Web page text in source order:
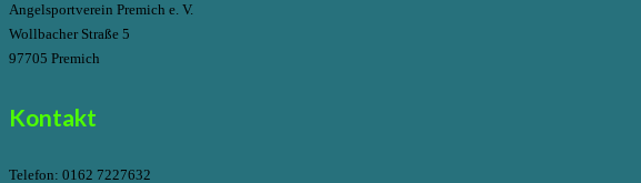
Angelsportverein Premich e. V.
Wollbacher Straße 5
97705 Premich
Kontakt
Telefon: 0162 7227632